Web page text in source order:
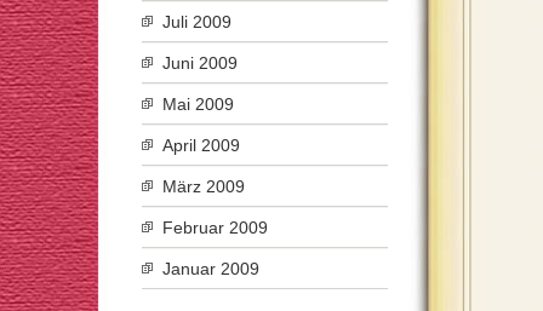
Juli 2009
Juni 2009
Mai 2009
April 2009
März 2009
Februar 2009
Januar 2009